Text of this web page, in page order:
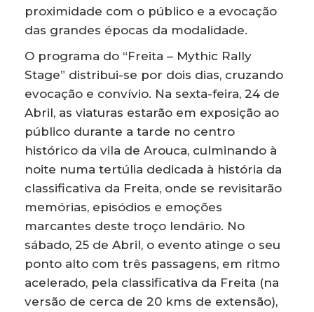
proximidade com o público e a evocação
das grandes épocas da modalidade.
O programa do “Freita – Mythic Rally
Stage” distribui-se por dois dias, cruzando
evocação e convívio. Na sexta-feira, 24 de
Abril, as viaturas estarão em exposição ao
público durante a tarde no centro
histórico da vila de Arouca, culminando à
noite numa tertúlia dedicada à história da
classificativa da Freita, onde se revisitarão
memórias, episódios e emoções
marcantes deste troço lendário. No
sábado, 25 de Abril, o evento atinge o seu
ponto alto com três passagens, em ritmo
acelerado, pela classificativa da Freita (na
versão de cerca de 20 kms de extensão),